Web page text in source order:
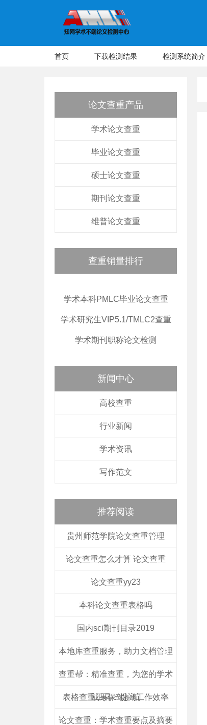
首页 下载检测结果 检测系统简介
论文查重产品
学术论文查重
毕业论文查重
硕士论文查重
期刊论文查重
维普论文查重
查重销量排行
学术本科PMLC毕业论文查重
学术研究生VIP5.1/TMLC2查重
学术期刊职称论文检测
新闻中心
高校查重
行业新闻
学术资讯
写作范文
推荐阅读
贵州师范学院论文查重管理
论文查重怎么才算 论文查重
论文查重yy23
本科论文查重表格吗
国内sci期刊目录2019
本地库查重服务，助力文档管理
查重帮：精准查重，为您的学术
成果保驾护航
表格查重工具：提高工作效率
论文查重：学术查重要点及摘要